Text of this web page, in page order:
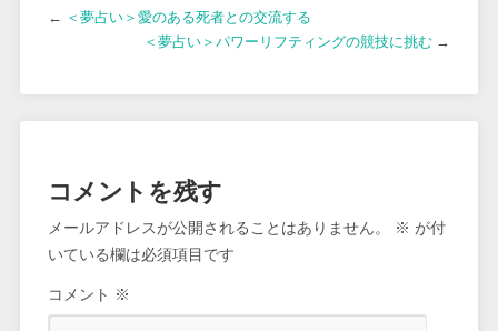
← ＜夢占い＞愛のある死者との交流する
＜夢占い＞パワーリフティングの競技に挑む →
コメントを残す
メールアドレスが公開されることはありません。 ※ が付
いている欄は必須項目です
コメント ※